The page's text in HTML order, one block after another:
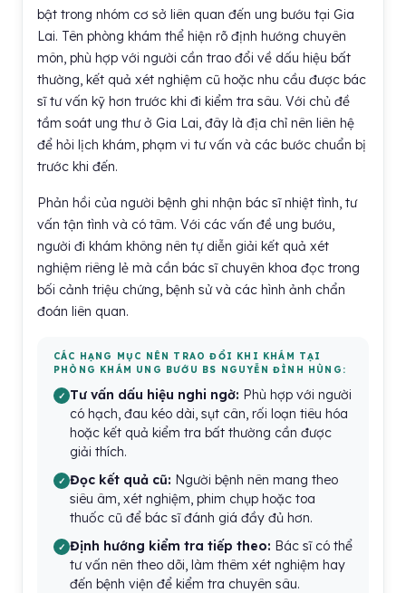
bật trong nhóm cơ sở liên quan đến ung bướu tại Gia
Lai. Tên phòng khám thể hiện rõ định hướng chuyên
môn, phù hợp với người cần trao đổi về dấu hiệu bất
thường, kết quả xét nghiệm cũ hoặc nhu cầu được bác
sĩ tư vấn kỹ hơn trước khi đi kiểm tra sâu. Với chủ đề
tầm soát ung thư ở Gia Lai, đây là địa chỉ nên liên hệ
để hỏi lịch khám, phạm vi tư vấn và các bước chuẩn bị
trước khi đến.
Phản hồi của người bệnh ghi nhận bác sĩ nhiệt tình, tư
vấn tận tình và có tâm. Với các vấn đề ung bướu,
người đi khám không nên tự diễn giải kết quả xét
nghiệm riêng lẻ mà cần bác sĩ chuyên khoa đọc trong
bối cảnh triệu chứng, bệnh sử và các hình ảnh chẩn
đoán liên quan.
CÁC HẠNG MỤC NÊN TRAO ĐỔI KHI KHÁM TẠI
PHÒNG KHÁM UNG BƯỚU BS NGUYỄN ĐÌNH HÙNG:
Tư vấn dấu hiệu nghi ngờ: Phù hợp với người
có hạch, đau kéo dài, sụt cân, rối loạn tiêu hóa
hoặc kết quả kiểm tra bất thường cần được
giải thích.
Đọc kết quả cũ: Người bệnh nên mang theo
siêu âm, xét nghiệm, phim chụp hoặc toa
thuốc cũ để bác sĩ đánh giá đầy đủ hơn.
Định hướng kiểm tra tiếp theo: Bác sĩ có thể
tư vấn nên theo dõi, làm thêm xét nghiệm hay
đến bệnh viện để kiểm tra chuyên sâu.